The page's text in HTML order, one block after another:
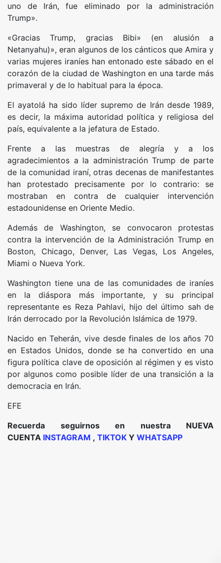
uno de Irán, fue eliminado por la administración
Trump».
«Gracias Trump, gracias Bibi» (en alusión a
Netanyahu)», eran algunos de los cánticos que Amira y
varias mujeres iraníes han entonado este sábado en el
corazón de la ciudad de Washington en una tarde más
primaveral y de lo habitual para la época.
El ayatolá ha sido líder supremo de Irán desde 1989,
es decir, la máxima autoridad política y religiosa del
país, equivalente a la jefatura de Estado.
Frente a las muestras de alegría y a los
agradecimientos a la administración Trump de parte
de la comunidad iraní, otras decenas de manifestantes
han protestado precisamente por lo contrario: se
mostraban en contra de cualquier intervención
estadounidense en Oriente Medio.
Además de Washington, se convocaron protestas
contra la intervención de la Administración Trump en
Boston, Chicago, Denver, Las Vegas, Los Angeles,
Miami o Nueva York.
Washington tiene una de las comunidades de iraníes
en la diáspora más importante, y su principal
representante es Reza Pahlavi, hijo del último sah de
Irán derrocado por la Revolución Islámica de 1979.
Nacido en Teherán, vive desde finales de los años 70
en Estados Unidos, donde se ha convertido en una
figura política clave de oposición al régimen y es visto
por algunos como posible líder de una transición a la
democracia en Irán.
EFE
Recuerda seguirnos en nuestra NUEVA
CUENTA INSTAGRAM , TIKTOK Y WHATSAPP